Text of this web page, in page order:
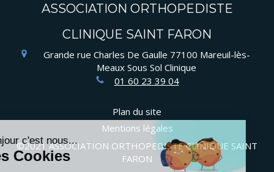
ASSOCIATION ORTHOPEDISTE
CLINIQUE SAINT FARON
Grande rue Charles De Gaulle 77100 Mareuil-lès-
Meaux Sous Sol Clinique
01 60 23 39 04
Plan du site
Mentions légales
©2021 ASSOCIATION ORTHOPEDISTE CLINIQUE SAINT
FARON